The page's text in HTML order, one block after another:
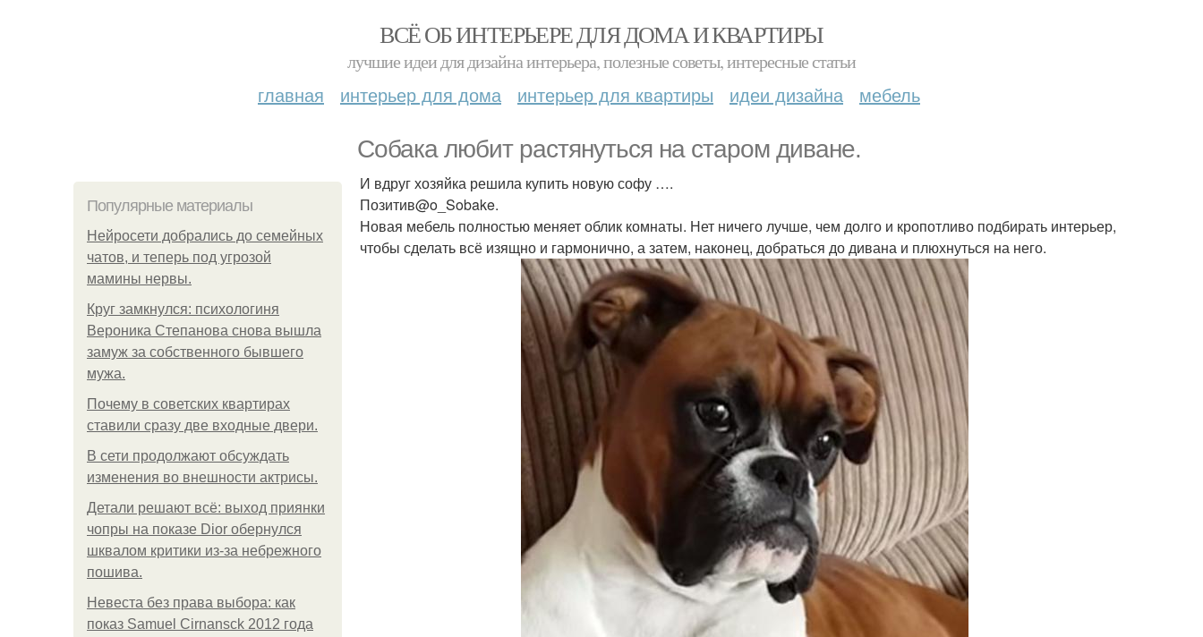
ВСЁ ОБ ИНТЕРЬЕРЕ ДЛЯ ДОМА И КВАРТИРЫ
лучшие идеи для дизайна интерьера, полезные советы, интересные статьи
главная интерьер для дома интерьер для квартиры идеи дизайна мебель
Собака любит растянуться на старом диване.
Популярные материалы
Нейросети добрались до семейных
чатов, и теперь под угрозой
мамины нервы.
Круг замкнулся: психологиня
Вероника Степанова снова вышла
замуж за собственного бывшего
мужа.
Почему в советских квартирах
ставили сразу две входные двери.
В сети продолжают обсуждать
изменения во внешности актрисы.
Детали решают всё: выход приянки
чопры на показе Dior обернулся
шквалом критики из-за небрежного
пошива.
Невеста без права выбора: как
показ Samuel Cirnansck 2012 года
И вдруг хозяйка решила купить новую софу ….
Позитив@o_Sobake.
Новая мебель полностью меняет облик комнаты. Нет ничего лучше, чем долго и кропотливо подбирать интерьер,
чтобы сделать всё изящно и гармонично, а затем, наконец, добраться до дивана и плюхнуться на него.